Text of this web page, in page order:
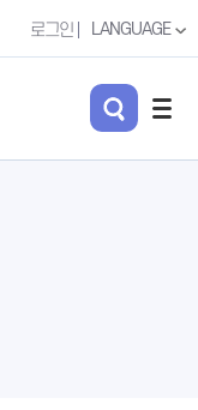
로그인 LANGUAGE